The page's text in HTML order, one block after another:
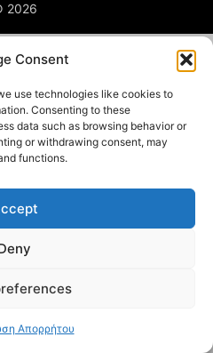
Consent
use technologies like cookies to
Consenting to these
data such as browsing behavior or
or withdrawing consent, may
functions.
Απορρήτου
2026